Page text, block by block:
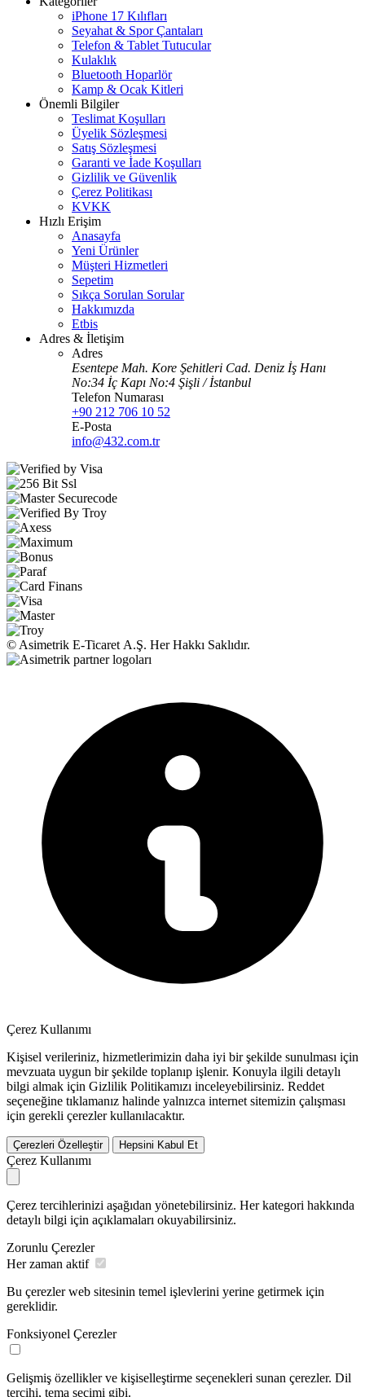
iPhone 17 Kılıfları
Seyahat & Spor Çantaları
Telefon & Tablet Tutucular
Kulaklık
Bluetooth Hoparlör
Kamp & Ocak Kitleri
Önemli Bilgiler
Teslimat Koşulları
Üyelik Sözleşmesi
Satış Sözleşmesi
Garanti ve İade Koşulları
Gizlilik ve Güvenlik
Çerez Politikası
KVKK
Hızlı Erişim
Anasayfa
Yeni Ürünler
Müşteri Hizmetleri
Sepetim
Sıkça Sorulan Sorular
Hakkımızda
Etbis
Adres & İletişim
Adres
Esentepe Mah. Kore Şehitleri Cad. Deniz İş Hanı
No:34 İç Kapı No:4 Şişli / İstanbul
Telefon Numarası
+90 212 706 10 52
E-Posta
info@432.com.tr
© Asimetrik E‑Ticaret A.Ş. Her Hakkı Saklıdır.
Çerez Kullanımı
Kişisel verileriniz, hizmetlerimizin daha iyi bir şekilde sunulması için
mevzuata uygun bir şekilde toplanıp işlenir. Konuyla ilgili detaylı
bilgi almak için Gizlilik Politikamızı inceleyebilirsiniz. Reddet
seçeneğine tıklamanız halinde yalnızca internet sitemizin çalışması
için gerekli çerezler kullanılacaktır.
Çerezleri Özelleştir Hepsini Kabul Et
Çerez Kullanımı
Çerez tercihlerinizi aşağıdan yönetebilirsiniz. Her kategori hakkında
detaylı bilgi için açıklamaları okuyabilirsiniz.
Zorunlu Çerezler
Her zaman aktif
Bu çerezler web sitesinin temel işlevlerini yerine getirmek için
gereklidir.
Fonksiyonel Çerezler
Gelişmiş özellikler ve kişiselleştirme seçenekleri sunan çerezler. Dil
tercihi, tema seçimi gibi.